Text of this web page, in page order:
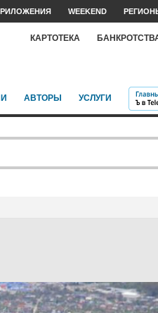
WEEKEND
КАРТОТЕКА
АВТОРЫ УСЛУГИ